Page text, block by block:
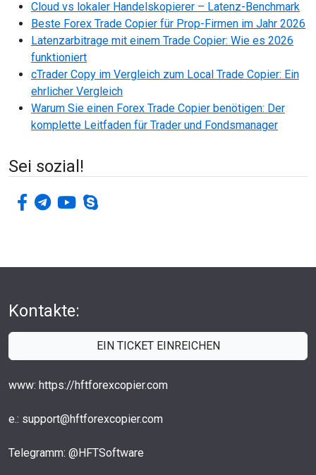
Cloud vs lokaler Handelskopierer – Latenz-Benchmark
Beste Forex Trade Copier für Prop-Firmen im Jahr 2026
Latenzarbitrage mit einem Trade Copier: Wie es 2026
funktioniert
cTrader Copy im Vergleich zum Local Trade Copier: Ein
ehrlicher Vergleich
Warum Sie einen Forex Trade Copier benötigen: Der
komplette Leitfaden für Trader und Fondsmanager
Sei sozial!
facebook-f
Telegramm
youtubeskype
Kontakte:
EIN TICKET EINREICHEN
www: https://hftforexcopier.com
e.: support@hftforexcopier.com
Telegramm: @HFTSoftware